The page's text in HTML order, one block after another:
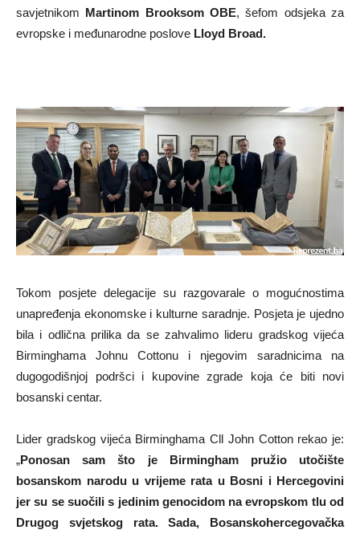
savjetnikom Martinom Brooksom OBE, šefom odsjeka za
evropske i međunarodne poslove Lloyd Broad.
Tokom posjete delegacije su razgovarale o mogućnostima
unapređenja ekonomske i kulturne saradnje. Posjeta je ujedno
bila i odlična prilika da se zahvalimo lideru gradskog vijeća
Birminghama Johnu Cottonu i njegovim saradnicima na
dugogodišnjoj podršci i kupovine zgrade koja će biti novi
bosanski centar.
Lider gradskog vijeća Birminghama Cll John Cotton rekao je:
„Ponosan sam što je Birmingham pružio utočište
bosanskom narodu u vrijeme rata u Bosni i Hercegovini
jer su se suočili s jedinim genocidom na evropskom tlu od
Drugog svjetskog rata. Sada, Bosanskohercegovačka